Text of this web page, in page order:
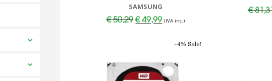
SAMSUNG
€50,29Il
prezzo
€49,99Il
prezzo
€ 49,99.
(IVA inc.)
€
-4% Sale!